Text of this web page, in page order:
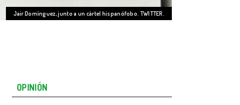
Jair Domínguez, junto a un cártel hispanófobo. TWITTER.
OPINIÓN